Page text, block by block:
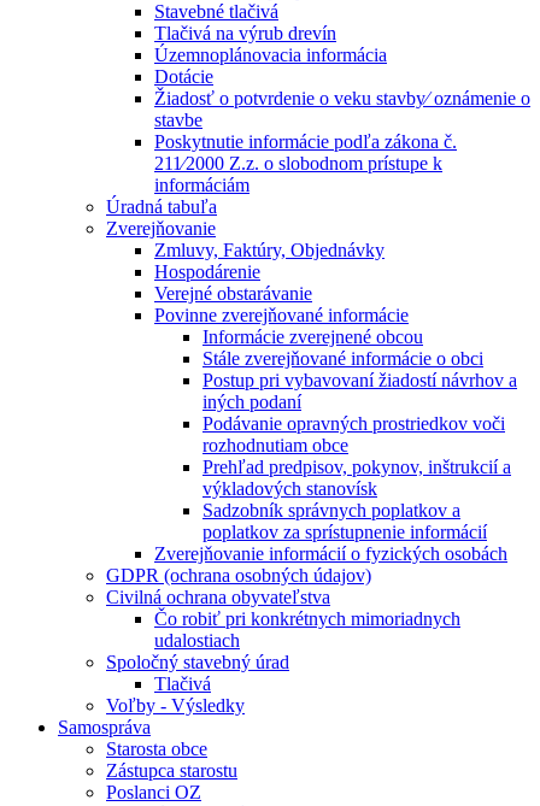
Stavebné tlačivá
Tlačivá na výrub drevín
Územnoplánovacia informácia
Dotácie
Žiadosť o potvrdenie o veku stavby⁄ oznámenie o
stavbe
Poskytnutie informácie podľa zákona č.
211⁄2000 Z.z. o slobodnom prístupe k
informáciám
Úradná tabuľa
Zverejňovanie
Zmluvy, Faktúry, Objednávky
Hospodárenie
Verejné obstarávanie
Povinne zverejňované informácie
Informácie zverejnené obcou
Stále zverejňované informácie o obci
Postup pri vybavovaní žiadostí návrhov a
iných podaní
Podávanie opravných prostriedkov voči
rozhodnutiam obce
Prehľad predpisov, pokynov, inštrukcií a
výkladových stanovísk
Sadzobník správnych poplatkov a
poplatkov za sprístupnenie informácií
Zverejňovanie informácií o fyzických osobách
GDPR (ochrana osobných údajov)
Civilná ochrana obyvateľstva
Čo robiť pri konkrétnych mimoriadnych
udalostiach
Spoločný stavebný úrad
Tlačivá
Voľby - Výsledky
Samospráva
Starosta obce
Zástupca starostu
Poslanci OZ